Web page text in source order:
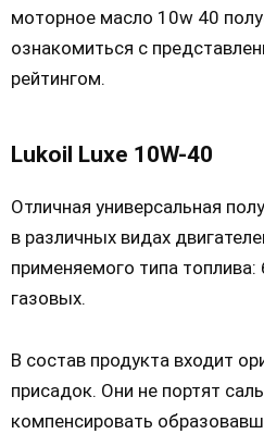
моторное масло 10w 40
ознакомиться с
рейтингом.
Lukoil Luxe 10W-40
Отличная универсальная
в различных видах
применяемого типа
газовых.
В состав продукта входит
присадок. Они не портят
компенсировать